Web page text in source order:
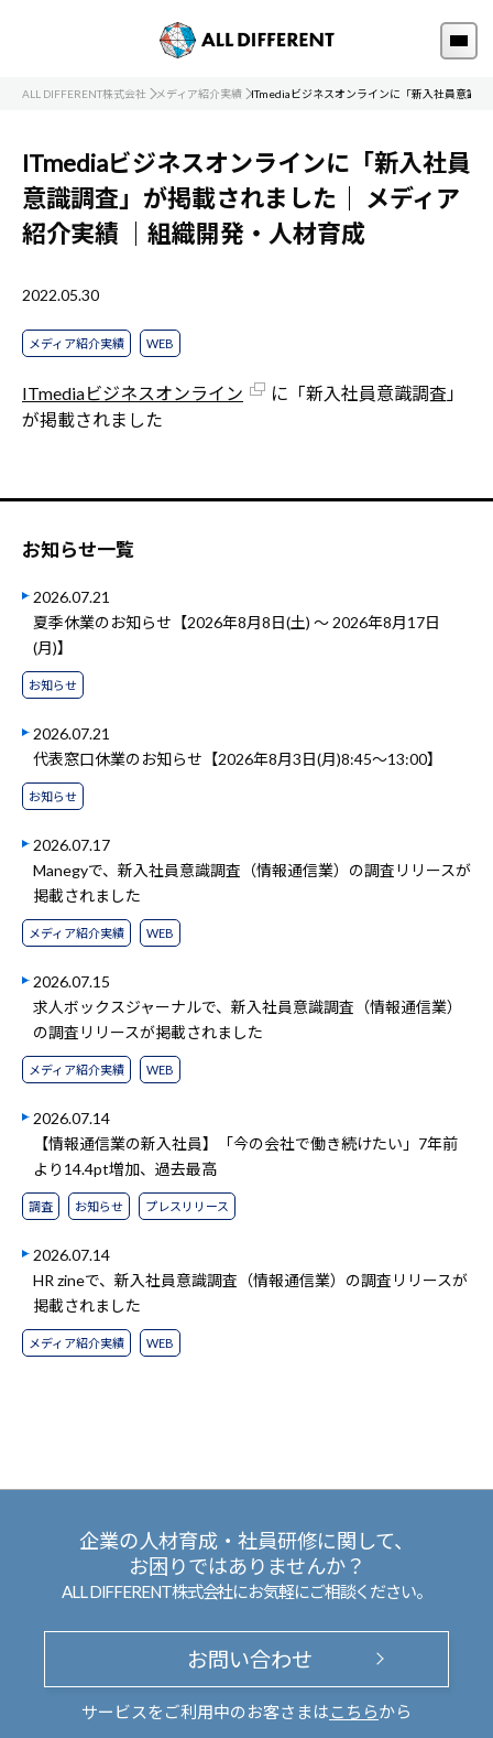
ALL DIFFERENT株式会社 メディア紹介実績 ITmediaビジネスオンラインに「新入社員意識調
ITmediaビジネスオンラインに「新入社員
意識調査」が掲載されました｜ メディア
紹介実績
｜組織開発・人材育成
2022.05.30
メディア紹介実績 WEB
ITmediaビジネスオンライン
に「新入社員意識調査」
が掲載されました
お知らせ一覧
2026.07.21
夏季休業のお知らせ【2026年8月8日(土) ～ 2026年8月17日
(月)】
お知らせ
2026.07.21
代表窓口休業のお知らせ【2026年8月3日(月)8:45～13:00】
お知らせ
2026.07.17
Manegyで、新入社員意識調査（情報通信業）の調査リリースが
掲載されました
メディア紹介実績 WEB
2026.07.15
求人ボックスジャーナルで、新入社員意識調査（情報通信業）
の調査リリースが掲載されました
メディア紹介実績 WEB
2026.07.14
【情報通信業の新入社員】「今の会社で働き続けたい」7年前
より14.4pt増加、過去最高
調査 お知らせ プレスリリース
2026.07.14
HR zineで、新入社員意識調査（情報通信業）の調査リリースが
掲載されました
メディア紹介実績 WEB
企業の人材育成・社員研修に関して、
お困りではありませんか？
ALL DIFFERENT株式会社にお気軽にご相談ください。
お問い合わせ
サービスをご利用中のお客さまは こちらから